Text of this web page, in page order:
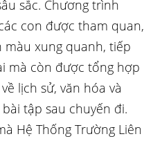
sắc. Chương trình
con được tham quan,
xung quanh, tiếp
mà còn được tổng hợp
lịch sử, văn hóa và
tập sau chuyến đi.
Hệ Thống Trường Liên